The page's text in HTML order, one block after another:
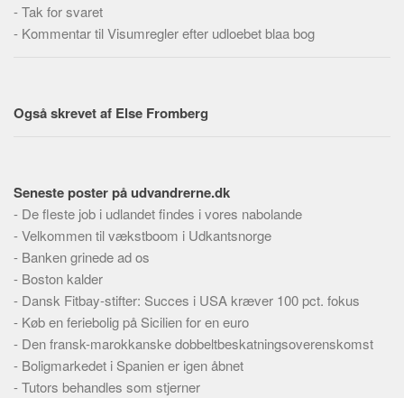
Køb og salg
Økonomi
Alle
Meta
Dokumenttyper
Emner
Skribenter
Personer
Steder
Kilder
-Tak for svaret
- Kommentar til Visumregler efter udloebet blaa bog
Også skrevet af Else Fromberg
Seneste poster på udvandrerne.dk
- De fleste job i udlandet findes i vores nabolande
-Velkommen til vækstboom i Udkantsnorge
- Banken grinede ad os
- Boston kalder
- Dansk Fitbay-stifter: Succes i USA kræver 100 pct. fokus
- Køb en feriebolig på Sicilien for en euro
- Den fransk-marokkanske dobbeltbeskatningsoverenskomst
- Boligmarkedet i Spanien er igen åbnet
-Tutors behandles som stjerner